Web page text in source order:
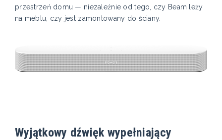
przestrzeń domu — niezależnie od tego, czy Beam leży
na meblu, czy jest zamontowany do ściany.
Wyjątkowy dźwięk wypełniający